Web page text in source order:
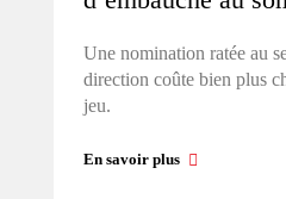
Une nomination ratée au
direction coûte bien plus
jeu.
En savoir plus